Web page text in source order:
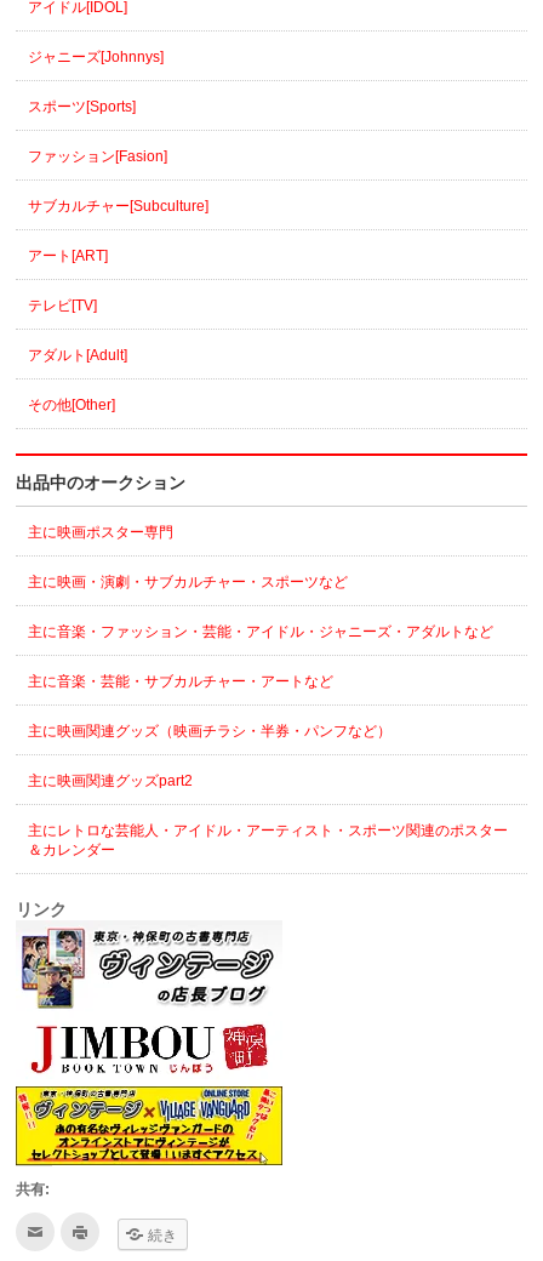
アイドル[IDOL]
ジャニーズ[Johnnys]
スポーツ[Sports]
ファッション[Fasion]
サブカルチャー[Subculture]
アート[ART]
テレビ[TV]
アダルト[Adult]
その他[Other]
出品中のオークション
主に映画ポスター専門
主に映画・演劇・サブカルチャー・スポーツなど
主に音楽・ファッション・芸能・アイドル・ジャニーズ・アダルトなど
主に音楽・芸能・サブカルチャー・アートなど
主に映画関連グッズ（映画チラシ・半券・パンフなど）
主に映画関連グッズpart2
主にレトロな芸能人・アイドル・アーティスト・スポーツ関連のポスター
＆カレンダー
リンク
共有:
続き